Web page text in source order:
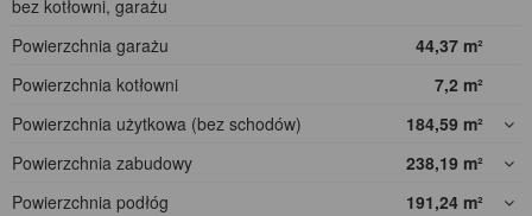
bez kotłowni, garażu
Powierzchnia garażu 44,37 m²
Powierzchnia kotłowni
7,2 m²
Powierzchnia użytkowa (bez schodów)
184,59 m²
Powierzchnia zabudowy
238,19 m²
Powierzchnia podłóg
191,24 m²